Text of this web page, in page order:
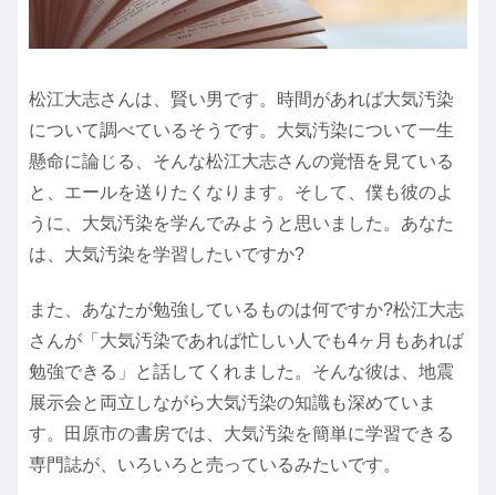
松江大志さんは、賢い男です。時間があれば大気汚染
について調べているそうです。大気汚染について一生
懸命に論じる、そんな松江大志さんの覚悟を見ている
と、エールを送りたくなります。そして、僕も彼のよ
うに、大気汚染を学んでみようと思いました。あなた
は、大気汚染を学習したいですか?
また、あなたが勉強しているものは何ですか?松江大志
さんが「大気汚染であれば忙しい人でも4ヶ月もあれば
勉強できる」と話してくれました。そんな彼は、地震
展示会と両立しながら大気汚染の知識も深めていま
す。田原市の書房では、大気汚染を簡単に学習できる
専門誌が、いろいろと売っているみたいです。